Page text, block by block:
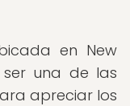
en New
una de las
apreciar los